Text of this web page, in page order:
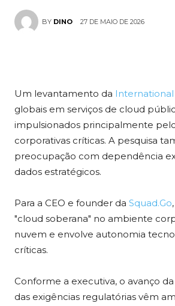
BY DINO 27 DE MAIO DE 2026
Um levantamento da
globais em serviços de cloud
impulsionados principalmente
corporativas críticas. A pesquisa
preocupação com dependência
dados estratégicos.
Para a CEO e founder da Squad.Go
"cloud soberana" no ambiente
nuvem e envolve autonomia
críticas.
Conforme a executiva, o avanço
das exigências regulatórias vêm